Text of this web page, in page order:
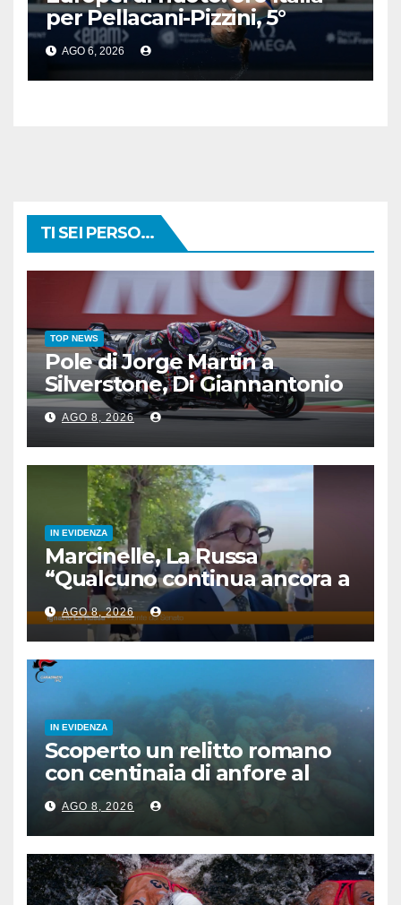
per Pellacani-Pizzini, 5°
trionfo per Chiara
AGO 6, 2026
TI SEI PERSO...
TOP NEWS
Pole di Jorge Martin a
Silverstone, Di Giannantonio
4°, Bezzecchi 5°
AGO 8, 2026
IN EVIDENZA
Marcinelle, La Russa
“Qualcuno continua ancora a
voltare le spalle”
AGO 8, 2026
IN EVIDENZA
Scoperto un relitto romano
con centinaia di anfore al
largo di Mazara del Vallo
AGO 8, 2026